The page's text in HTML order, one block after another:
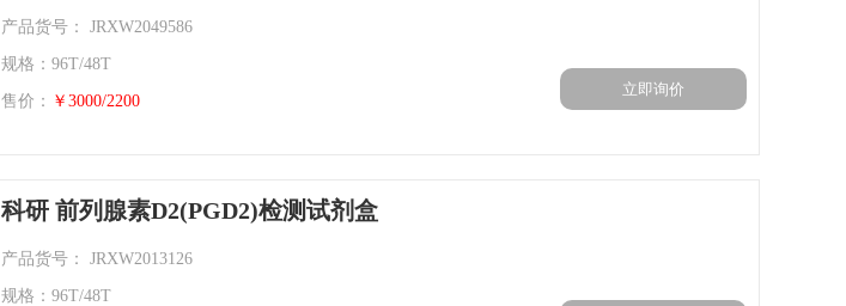
产品货号： JRXW2049586
规格：96T/48T
售价： ￥3000/2200
立即询价
科研 前列腺素D2(PGD2)检测试剂盒
产品货号： JRXW2013126
规格：96T/48T